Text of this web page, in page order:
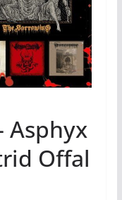
Asphyx
Offal